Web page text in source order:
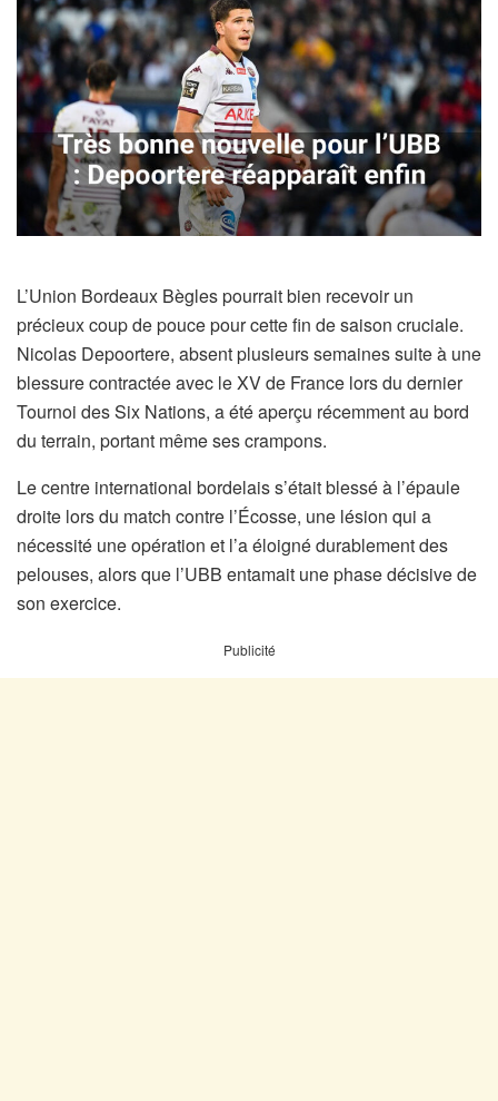
L’Union Bordeaux Bègles pourrait bien recevoir un
précieux coup de pouce pour cette fin de saison cruciale.
Nicolas Depoortere, absent plusieurs semaines suite à une
blessure contractée avec le XV de France lors du dernier
Tournoi des Six Nations, a été aperçu récemment au bord
du terrain, portant même ses crampons.
Le centre international bordelais s’était blessé à l’épaule
droite lors du match contre l’Écosse, une lésion qui a
nécessité une opération et l’a éloigné durablement des
pelouses, alors que l’UBB entamait une phase décisive de
son exercice.
Publicité